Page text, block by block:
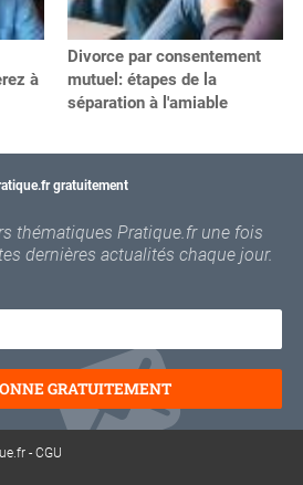
à
Divorce par consentement
mutuel: étapes de la
séparation à l'amiable
gratuitement
thématiques Pratique.fr une fois
dernières actualités chaque jour.
GRATUITEMENT
-CGU